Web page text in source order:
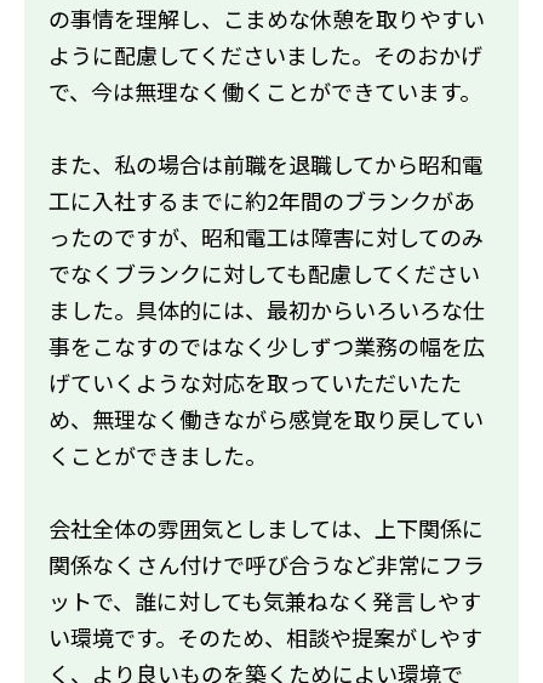
の事情を理解し、こまめな休憩を取りやすい
ように配慮してくださいました。そのおかげ
で、今は無理なく働くことができています。
また、私の場合は前職を退職してから昭和電
工に入社するまでに約2年間のブランクがあ
ったのですが、昭和電工は障害に対してのみ
でなくブランクに対しても配慮してください
ました。具体的には、最初からいろいろな仕
事をこなすのではなく少しずつ業務の幅を広
げていくような対応を取っていただいたた
め、無理なく働きながら感覚を取り戻してい
くことができました。
会社全体の雰囲気としましては、上下関係に
関係なくさん付けで呼び合うなど非常にフラ
ットで、誰に対しても気兼ねなく発言しやす
い環境です。そのため、相談や提案がしやす
く、より良いものを築くためによい環境で